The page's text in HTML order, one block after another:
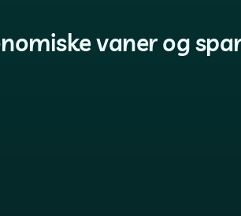
vaner og